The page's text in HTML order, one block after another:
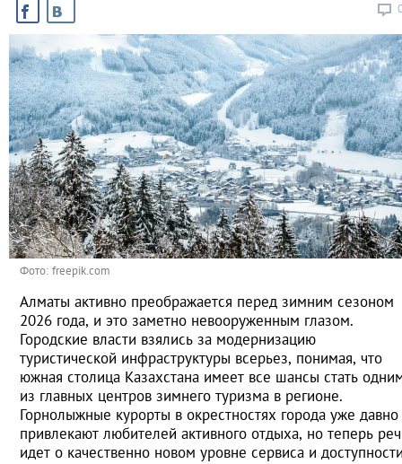
Фото: freepik.com
Алматы активно преображается перед зимним сезоном
2026 года, и это заметно невооруженным глазом.
Городские власти взялись за модернизацию
туристической инфраструктуры всерьез, понимая, что
южная столица Казахстана имеет все шансы стать
из главных центров зимнего туризма в регионе.
Горнолыжные курорты в окрестностях города уже давно
привлекают любителей активного отдыха, но теперь
идет о качественно новом уровне сервиса и